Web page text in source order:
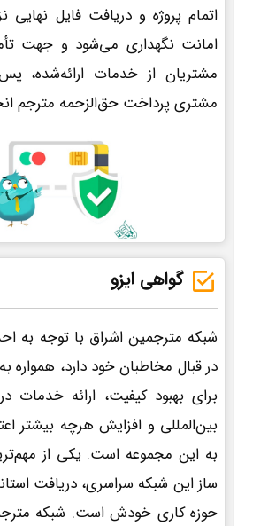
اتمام پروژه و دریافت فایل
امانت نگهداری می‌شود و جهت
مشتریان از خدمات ارائه‌شده،
مشتری پرداخت حق‌الزحمه مترجم
گواهی ایزو
شبکه مترجمین اشراق با توجه به
در قبال مخاطبان خود دارد، همواره
برای بهبود کیفیت، ارائه خدمات
بین‌المللی و افزایش هرچه بیشتر
به این مجموعه است. یکی از
ساز این شبکه سراسری، دریافت
حوزه کاری خودش است. شبکه